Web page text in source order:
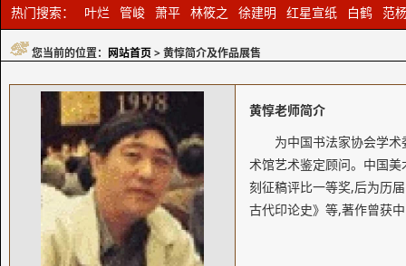
热门搜索： 叶烂 管峻 萧平 林筱之 徐建明 红星宣纸 白鹤 范
您当前的位置： 网站首页> 黄惇简介及作品展售
黄惇老师简介
为中国书法家协会学
术馆艺术鉴定顾问。中国
刻征稿评比一等奖,后为历
古代印论史》等,著作曾获